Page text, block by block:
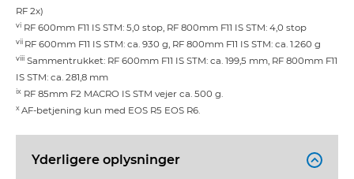
RF 2x)
vi RF 600mm F11 IS STM: 5,0 stop, RF 800mm F11 IS STM: 4,0 stop
vii RF 600mm F11 IS STM: ca. 930 g, RF 800mm F11 IS STM: ca. 1.260 g
viii Sammentrukket: RF 600mm F11 IS STM: ca. 199,5 mm, RF 800mm F11
IS STM: ca. 281,8 mm
ix RF 85mm F2 MACRO IS STM vejer ca. 500 g.
x AF-betjening kun med EOS R5 EOS R6.
Yderligere oplysninger 